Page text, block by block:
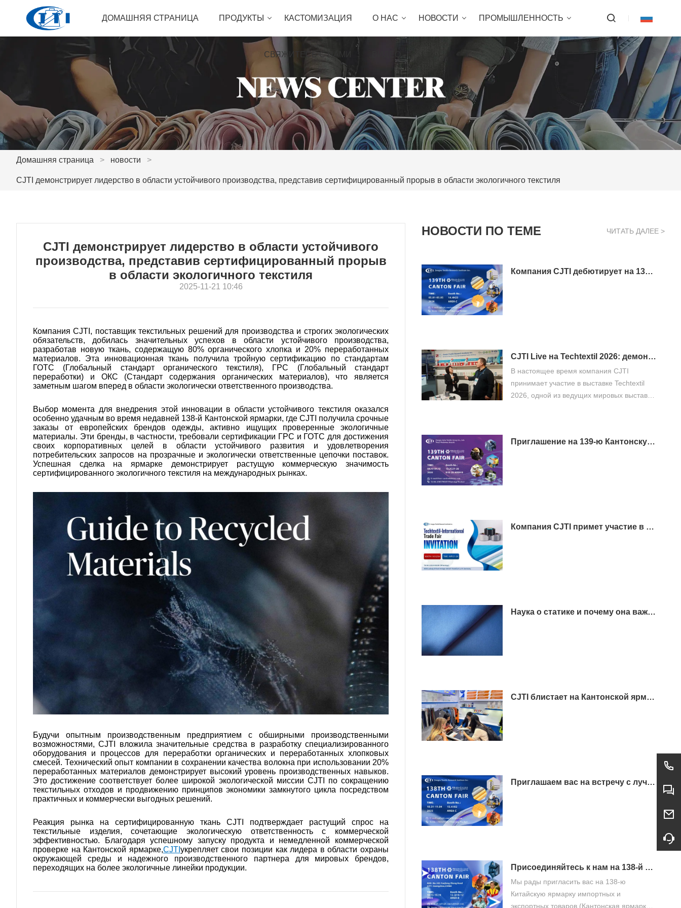
ДОМАШНЯЯ СТРАНИЦА ПРОДУКТЫ КАСТОМИЗАЦИЯ О НАС НОВОСТИ ПРОМЫШЛЕННОСТЬ
СВЯЖИТЕСЬ С НАМИ
Домашняя страница > новости >
CJTI демонстрирует лидерство в области устойчивого производства, представив сертифицированный прорыв в области экологичного текстиля
CJTI демонстрирует лидерство в области устойчивого
производства, представив сертифицированный прорыв
в области экологичного текстиля
2025-11-21 10:46
Компания CJTI, поставщик текстильных решений для производства и строгих экологических
обязательств, добилась значительных успехов в области устойчивого производства,
разработав новую ткань, содержащую 80% органического хлопка и 20% переработанных
материалов. Эта инновационная ткань получила тройную сертификацию по стандартам
ГОТС (Глобальный стандарт органического текстиля), ГРС (Глобальный стандарт
переработки) и ОКС (Стандарт содержания органических материалов), что является
заметным шагом вперед в области экологически ответственного производства.
Выбор момента для внедрения этой инновации в области устойчивого текстиля оказался
особенно удачным во время недавней 138-й Кантонской ярмарки, где CJTI получила срочные
заказы от европейских брендов одежды, активно ищущих проверенные экологичные
материалы. Эти бренды, в частности, требовали сертификации ГРС и ГОТС для достижения
своих корпоративных целей в области устойчивого развития и удовлетворения
потребительских запросов на прозрачные и экологически ответственные цепочки поставок.
Успешная сделка на ярмарке демонстрирует растущую коммерческую значимость
сертифицированного экологичного текстиля на международных рынках.
Будучи опытным производственным предприятием с обширными производственными
возможностями, CJTI вложила значительные средства в разработку специализированного
оборудования и процессов для переработки органических и переработанных хлопковых
смесей. Технический опыт компании в сохранении качества волокна при использовании 20%
переработанных материалов демонстрирует высокий уровень производственных навыков.
Это достижение соответствует более широкой экологической миссии CJTI по ​​сокращению
текстильных отходов и продвижению принципов экономики замкнутого цикла посредством
практичных и коммерчески выгодных решений.
Реакция рынка на сертифицированную ткань CJTI подтверждает растущий спрос на
текстильные изделия, сочетающие экологическую ответственность с коммерческой
эффективностью. Благодаря успешному запуску продукта и немедленной коммерческой
проверке на Кантонской ярмарке,CJTI укрепляет свои позиции как лидера в области охраны
окружающей среды и надежного производственного партнера для мировых брендов,
переходящих на более экологичные линейки продукции.
НОВОСТИ ПО ТЕМЕ ЧИТАТЬ ДАЛЕЕ >
Компания CJTI дебютирует на 139-й Кантонской ярмарке, этап 3: представление инновационных функциональных текстильных решений покупателям по всему миру.
CJTI Live на Techtextil 2026: демонстрация инноваций в области функционального текстиля.
В настоящее время компания CJTI
принимает участие в выставке Techtextil
2026, одной из ведущих мировых выставок
Майне.
Приглашение на 139-ю Кантонскую ярмарку: познакомьтесь с профессиональными решениями CJTI в области защитной рабочей одежды.
Компания CJTI примет участие в выставке Techtextil 2026 во Франкфурте.
Наука о статике и почему она важна для спецодежды
CJTI блистает на Кантонской ярмарке: функциональные ткани привлекают внимание технологичным дизайном
Приглашаем вас на встречу с лучшими традициями: посетите CJTI на 138-й Кантонской ярмарке
Присоединяйтесь к нам на 138-й Кантонской ярмарке – откройте для себя передовую защитную одежду CJTI
Мы рады пригласить вас на 138-ю
Китайскую ярмарку импортных и
экспортных товаров (Кантонская ярмарка),